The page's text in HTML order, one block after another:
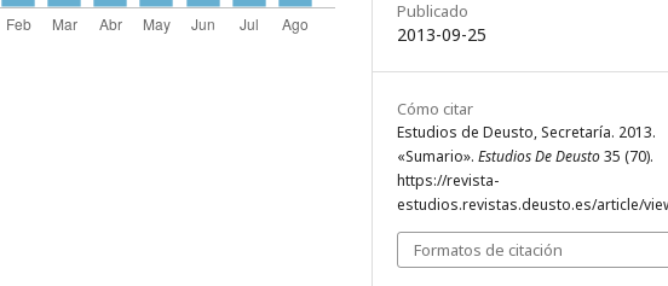
Publicado
2013-09-25
Cómo citar
Estudios de Deusto, Secretaría. 2013.
«Sumario». Estudios De Deusto35 (70).
https://revista-
estudios.revistas.deusto.es/article/
Formatos de citación